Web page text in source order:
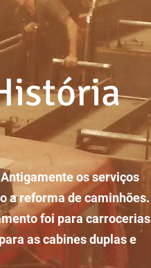
os serviços
a reforma de caminhões.
foi para carrocerias
as cabines duplas e